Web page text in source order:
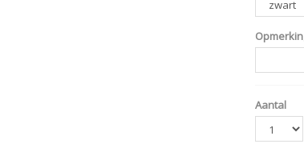
Aantal